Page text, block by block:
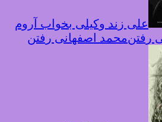
علی زند وکیلی بخواب آروم
محمد اصفهانی رفتن